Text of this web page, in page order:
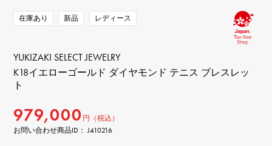
在庫あり 新品 レディース
YUKIZAKI SELECT JEWELRY
K18イエローゴールド ダイヤモンド テニス ブレスレッ
ト
979,000 円（税込）
お問い合わせ商品ID： J410216